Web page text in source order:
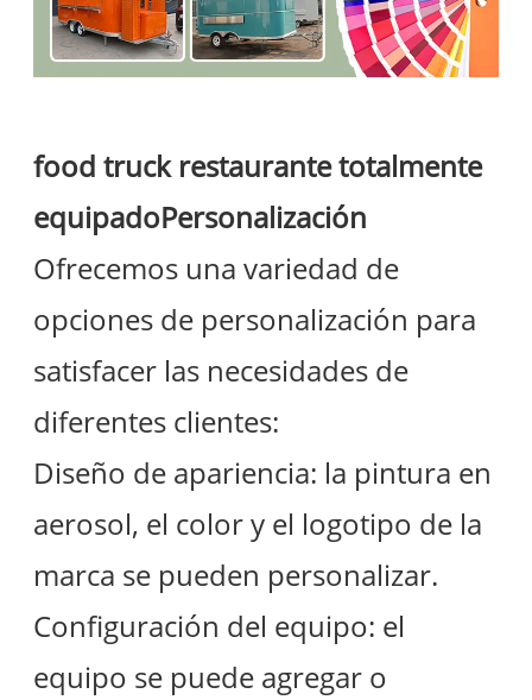
food truck restaurante totalmente
equipadoPersonalización
Ofrecemos una variedad de
opciones de personalización para
satisfacer las necesidades de
diferentes clientes:
Diseño de apariencia: la pintura en
aerosol, el color y el logotipo de la
marca se pueden personalizar.
Configuración del equipo: el
equipo se puede agregar o